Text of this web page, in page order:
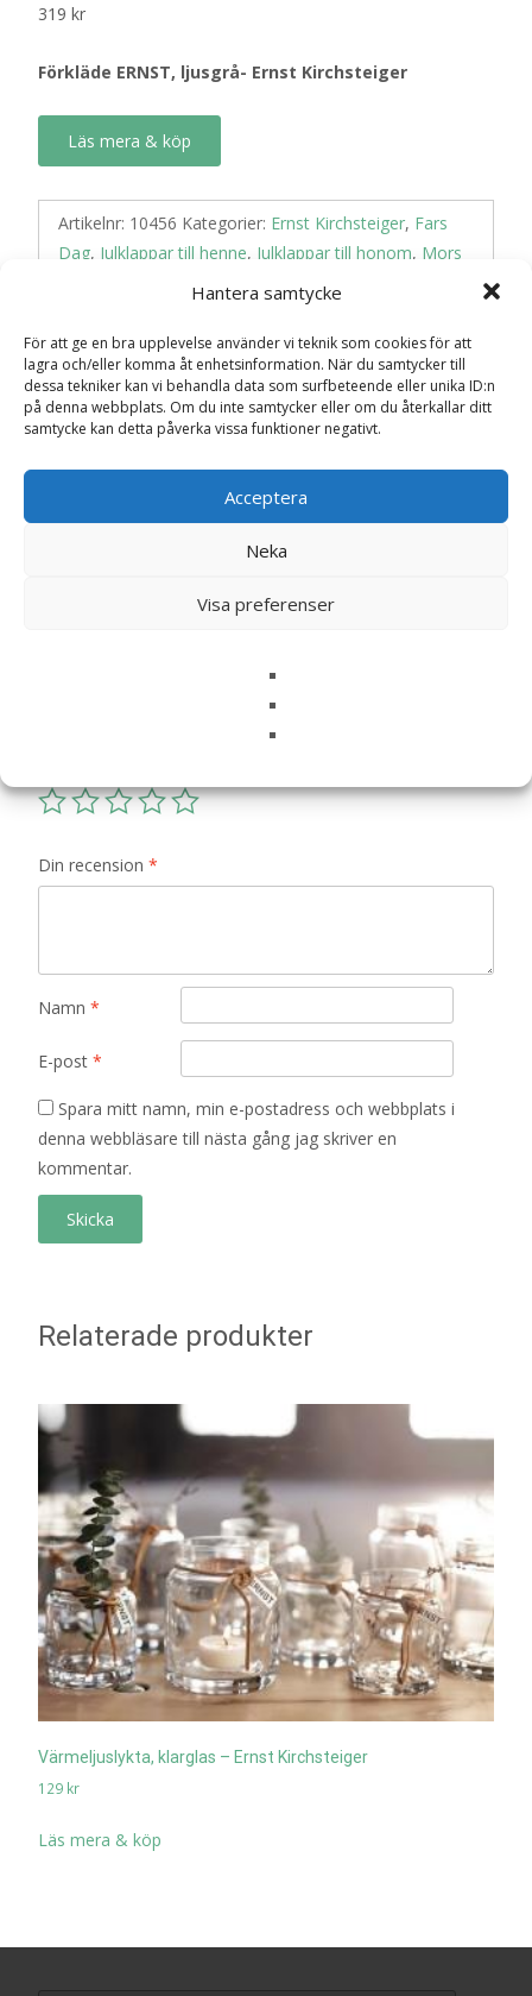
Hantera samtycke
För att ge en bra upplevelse använder vi teknik som cookies för att
lagra och/eller komma åt enhetsinformation. När du samtycker till
dessa tekniker kan vi behandla data som surfbeteende eller unika ID:n
på denna webbplats. Om du inte samtycker eller om du återkallar ditt
samtycke kan detta påverka vissa funktioner negativt.
Acceptera
Neka
Visa preferenser
319 kr
Förkläde ERNST, ljusgrå- Ernst Kirchsteiger
Läs mera & köp
Artikelnr: 10456 Kategorier: Ernst Kirchsteiger, Fars
Dag, Julklappar till henne, Julklappar till honom, Mors
Presenter till Henne Presenter till Honom
Presenter till
Mormor/Farmor,Sommar
Recensioner (0)
Recensioner
ERNST, ljusgrå- Ernst Kirchsteiger”
Din e-postadress kommer inte publiceras.
Din recension *
Namn *
E-post *
Spara mitt namn, min e-postadress och webbplats i
denna webbläsare till nästa gång jag skriver en
kommentar.
Relaterade produkter
Värmeljuslykta, klarglas – Ernst Kirchsteiger
129 kr
Läs mera & köp